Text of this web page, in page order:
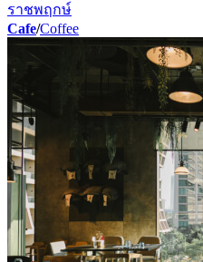
ราชพฤกษ์
Cafe/Coffee